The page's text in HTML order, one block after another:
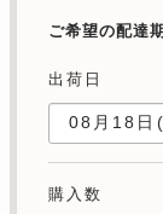
ご希望の配達
出荷日
購入数